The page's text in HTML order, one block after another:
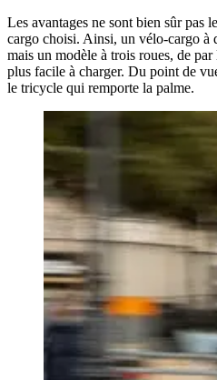
Les avantages ne sont bien sûr pas
cargo choisi. Ainsi, un vélo-cargo à
mais un modèle à trois roues, de
plus facile à charger. Du point de
le tricycle qui remporte la palme.